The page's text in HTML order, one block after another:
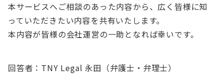
本サービスへご相談のあった内容から、広く皆様に知
っていただきたい内容を共有いたします。
本内容が皆様の会社運営の一助となれば幸いです。
回答者：TNY Legal 永田（弁護士・弁理士）